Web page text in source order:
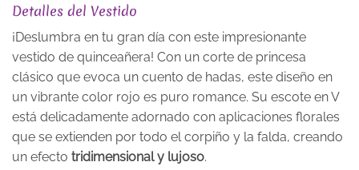
Detalles del Vestido
¡Deslumbra en tu gran día con este impresionante
vestido de quinceañera! Con un corte de princesa
clásico que evoca un cuento de hadas, este diseño en
un vibrante color rojo es puro romance. Su escote en V
está delicadamente adornado con aplicaciones florales
que se extienden por todo el corpiño y la falda, creando
un efecto tridimensional y lujoso.